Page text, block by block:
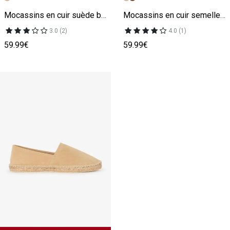
Mocassins en cuir suède beige
3.0 (2)
59.99€
Mocassins en cuir semelle crantée beige
4.0 (1)
59.99€